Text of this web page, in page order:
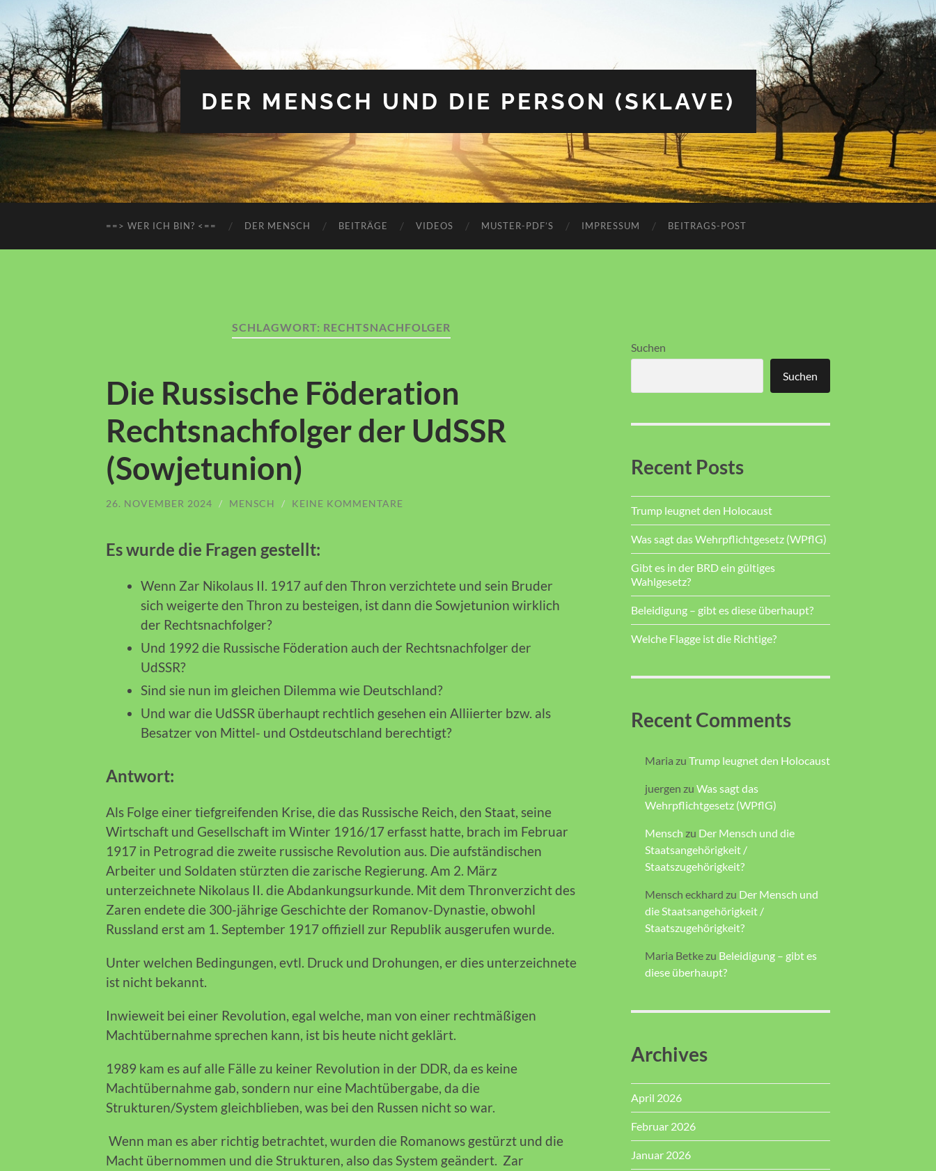
DER MENSCH UND DIE PERSON (SKLAVE)
==> WER ICH BIN? <== DER MENSCH BEITRÄGE VIDEOS MUSTER-PDF’S IMPRESSUM BEITRAGS-POST
SCHLAGWORT: RECHTSNACHFOLGER
Die Russische Föderation
Rechtsnachfolger der UdSSR
(Sowjetunion)
26. NOVEMBER 2024 / MENSCH / KEINE KOMMENTARE
Es wurde die Fragen gestellt:
Wenn Zar Nikolaus II. 1917 auf den Thron verzichtete und sein Bruder
sich weigerte den Thron zu besteigen, ist dann die Sowjetunion wirklich
der Rechtsnachfolger?
Und 1992 die Russische Föderation auch der Rechtsnachfolger der
UdSSR?
Sind sie nun im gleichen Dilemma wie Deutschland?
Und war die UdSSR überhaupt rechtlich gesehen ein Alliierter bzw. als
Besatzer von Mittel- und Ostdeutschland berechtigt?
Antwort:
Als Folge einer tiefgreifenden Krise, die das Russische Reich, den Staat, seine
Wirtschaft und Gesellschaft im Winter 1916/17 erfasst hatte, brach im Februar
1917 in Petrograd die zweite russische Revolution aus. Die aufständischen
Arbeiter und Soldaten stürzten die zarische Regierung. Am 2. März
unterzeichnete Nikolaus II. die Abdankungsurkunde. Mit dem Thronverzicht des
Zaren endete die 300-jährige Geschichte der Romanov-Dynastie, obwohl
Russland erst am 1. September 1917 offiziell zur Republik ausgerufen wurde.
Unter welchen Bedingungen, evtl. Druck und Drohungen, er dies unterzeichnete
ist nicht bekannt.
Inwieweit bei einer Revolution, egal welche, man von einer rechtmäßigen
Machtübernahme sprechen kann, ist bis heute nicht geklärt.
1989 kam es auf alle Fälle zu keiner Revolution in der DDR, da es keine
Machtübernahme gab, sondern nur eine Machtübergabe, da die
Strukturen/System gleichblieben, was bei den Russen nicht so war.
Wenn man es aber richtig betrachtet, wurden die Romanows gestürzt und die
Macht übernommen und die Strukturen, also das System geändert. Zar
Suchen
Suchen
Recent Posts
Trump leugnet den Holocaust
Was sagt das Wehrpflichtgesetz (WPflG)
Gibt es in der BRD ein gültiges
Wahlgesetz?
Beleidigung – gibt es diese überhaupt?
Welche Flagge ist die Richtige?
Recent Comments
Maria zu Trump leugnet den Holocaust
juergen zu Was sagt das
Wehrpflichtgesetz (WPflG)
Mensch zu Der Mensch und die
Staatsangehörigkeit /
Staatszugehörigkeit?
Mensch eckhard zu Der Mensch und
die Staatsangehörigkeit /
Staatszugehörigkeit?
Maria Betkezu Beleidigung – gibt es
diese überhaupt?
Archives
April 2026
Februar 2026
Januar 2026